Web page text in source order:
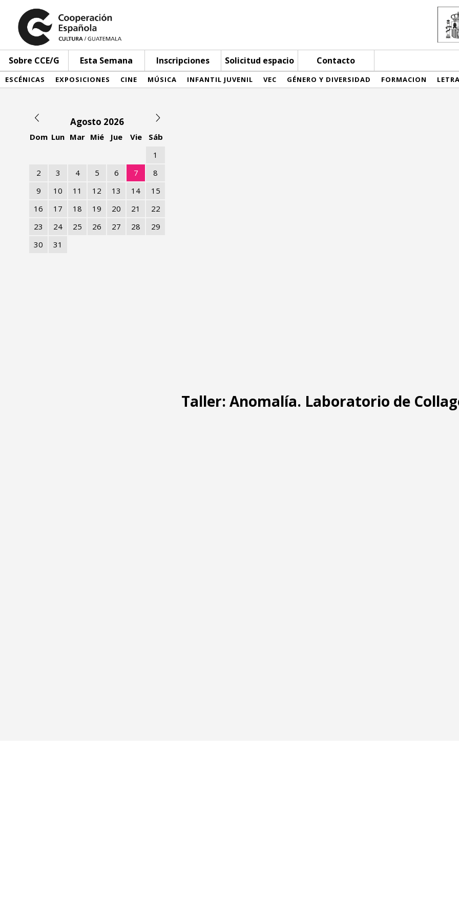
Sobre CCE/G Esta Semana Inscripciones Solicitud espacio Contacto
ESCÉNICAS EXPOSICIONES CINE MÚSICA INFANTIL JUVENIL VEC GÉNERO Y DIVERSIDAD FORMACION
Agosto 2026
Dom Lun Mar Mié Jue Vie
Sáb
1
2
3 4 5 6 7
8
9
10 11 12 13 14
15
16
17 18 19 20 21
22
23
24 25 26 27 28
29
30
31
Taller: Anomalía. Laboratorio de